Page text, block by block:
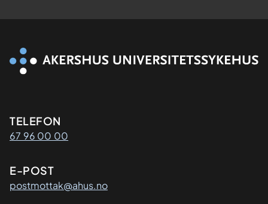
Kontaktinformasjon
TELEFON
67 96 00 00
E-POST
postmottak@ahus.no